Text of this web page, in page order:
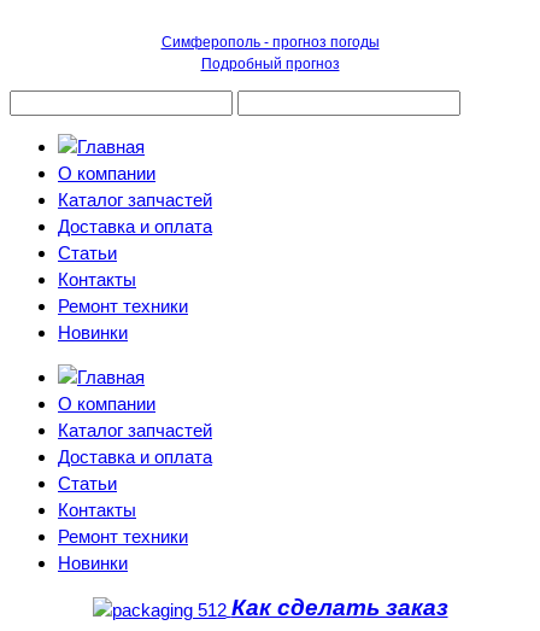
Симферополь - прогноз погоды
Подробный прогноз
О компании
Каталог запчастей
Доставка и оплата
Статьи
Контакты
Ремонт техники
Новинки
О компании
Каталог запчастей
Доставка и оплата
Статьи
Контакты
Ремонт техники
Новинки
Как сделать заказ